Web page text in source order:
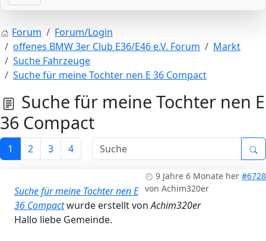
Forum
Forum/Login
offenes BMW 3er Club E36/E46 e.V. Forum
Markt
Suche Fahrzeuge
Suche für meine Tochter nen E 36 Compact
Suche für meine Tochter nen E
36 Compact
1 2 3 4
9 Jahre 6 Monate her #6728
von Achim320er
Suche für meine Tochter nen E
36 Compactwurde erstellt vonAchim320er
Hallo liebe Gemeinde.